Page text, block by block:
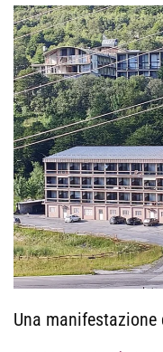
Una manifestazione